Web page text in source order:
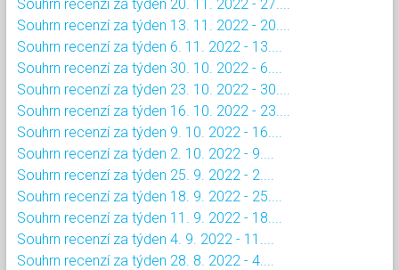
Souhrn recenzí za týden 20. 11. 2022 - 27....
Souhrn recenzí za týden 13. 11. 2022 - 20....
Souhrn recenzí za týden 6. 11. 2022 - 13....
Souhrn recenzí za týden 30. 10. 2022 - 6....
Souhrn recenzí za týden 23. 10. 2022 - 30....
Souhrn recenzí za týden 16. 10. 2022 - 23....
Souhrn recenzí za týden 9. 10. 2022 - 16....
Souhrn recenzí za týden 2. 10. 2022 - 9....
Souhrn recenzí za týden 25. 9. 2022 - 2....
Souhrn recenzí za týden 18. 9. 2022 - 25....
Souhrn recenzí za týden 11. 9. 2022 - 18....
Souhrn recenzí za týden 4. 9. 2022 - 11....
Souhrn recenzí za týden 28. 8. 2022 - 4....